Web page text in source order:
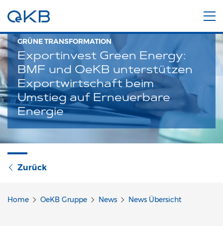
GRÜNE TRANSFORMATION
Exportinvest Green Energy:
BMF und OeKB unterstützen
Exportwirtschaft beim
Umstieg auf Erneuerbare
Energie
Zurück
Home OeKB Gruppe News News Übersicht